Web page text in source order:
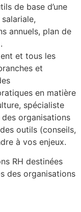
de base d’une
annuels, plan de
et tous les
et
en matière
spécialiste
organisations
outils (conseils,
à vos enjeux.
RH destinées
des organisations